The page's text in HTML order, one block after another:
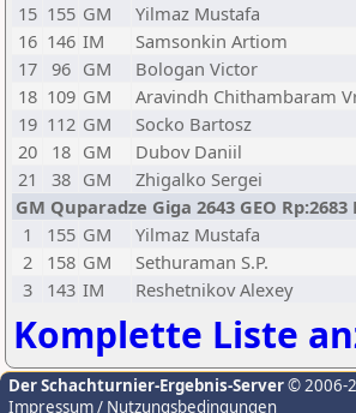
15 155 GM Yilmaz Mustafa
16 146 IM Samsonkin Artiom
17 96 GM Bologan Victor
18 109 GM Aravindh Chithambaram
19 112 GM Socko Bartosz
20
18 GM Dubov Daniil
21
38 GM Zhigalko Sergei
GM Quparadze Giga 2643 GEO Rp:2683
1
155 GM Yilmaz Mustafa
2
158 GM Sethuraman S.P.
3
143 IM Reshetnikov Alexey
Komplette Liste
Der Schachturnier-Ergebnis-Server© 2006-
Impressum / Nutzungsbedingungen